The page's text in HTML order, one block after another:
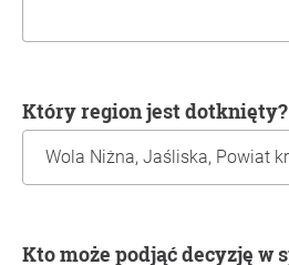
Który region jest dotknięty?
Kto może podjąć decyzję w sprawie Twojej